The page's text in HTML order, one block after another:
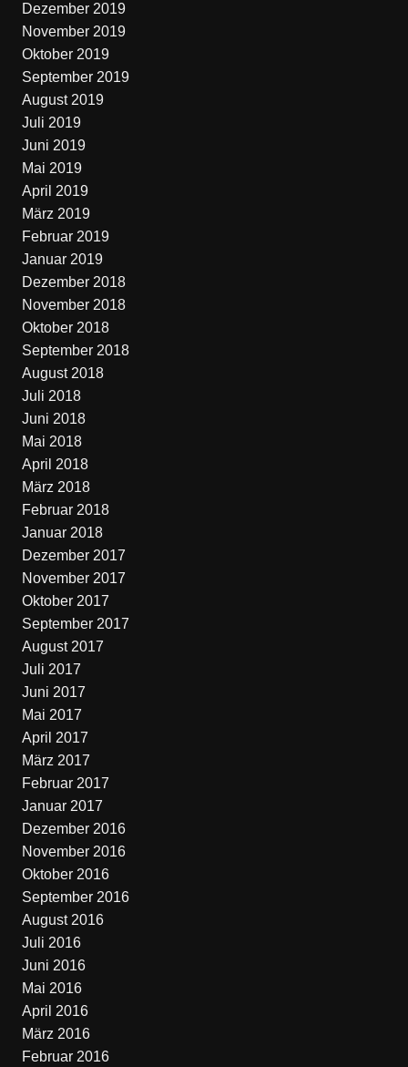
Dezember 2019
November 2019
Oktober 2019
September 2019
August 2019
Juli 2019
Juni 2019
Mai 2019
April 2019
März 2019
Februar 2019
Januar 2019
Dezember 2018
November 2018
Oktober 2018
September 2018
August 2018
Juli 2018
Juni 2018
Mai 2018
April 2018
März 2018
Februar 2018
Januar 2018
Dezember 2017
November 2017
Oktober 2017
September 2017
August 2017
Juli 2017
Juni 2017
Mai 2017
April 2017
März 2017
Februar 2017
Januar 2017
Dezember 2016
November 2016
Oktober 2016
September 2016
August 2016
Juli 2016
Juni 2016
Mai 2016
April 2016
März 2016
Februar 2016